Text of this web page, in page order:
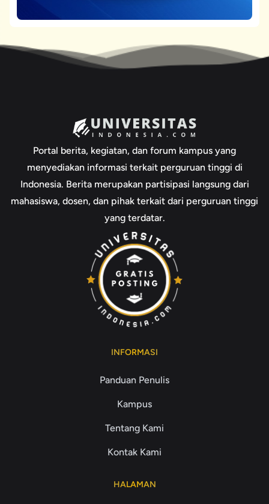
Portal berita, kegiatan, dan forum kampus yang
menyediakan informasi terkait perguruan tinggi di
Indonesia. Berita merupakan partisipasi langsung dari
mahasiswa, dosen, dan pihak terkait dari perguruan tinggi
yang terdatar.
INFORMASI
Panduan Penulis
Kampus
Tentang Kami
Kontak Kami
HALAMAN